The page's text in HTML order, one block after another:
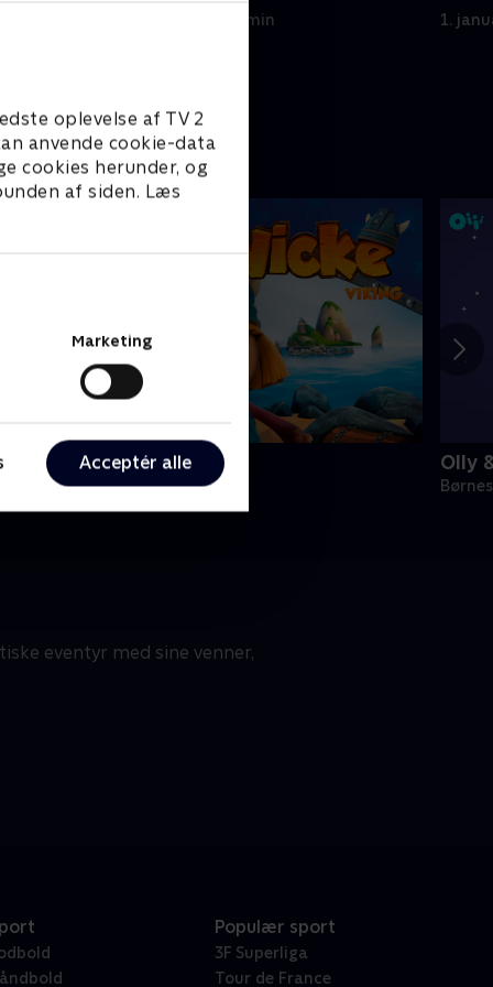
oplevelse af TV 2
anvende cookie-data
cookies herunder, og
af siden. Læs
Marketing
Acceptér alle
1. januar 2023 • 21 min 1.
Viking
• 1 sæsoner
Olly
eventyr med sine venner,
Populær sport
3F Superliga
Tour de France